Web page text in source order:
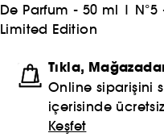
De Parfum - 50 ml |
Limited Edition
Tıkla,
Online siparişini
içerisinde
Keşfet